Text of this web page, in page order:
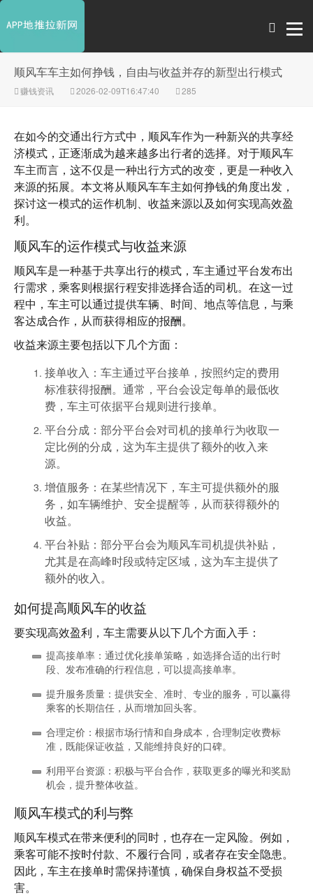
顺风车车主如何挣钱，自由与收益并存的新型出行模式
赚钱资讯 2026-02-09T16:47:40 285
在如今的交通出行方式中，顺风车作为一种新兴的共享经
济模式，正逐渐成为越来越多出行者的选择。对于顺风车
车主而言，这不仅是一种出行方式的改变，更是一种收入
来源的拓展。本文将从顺风车车主如何挣钱的角度出发，
探讨这一模式的运作机制、收益来源以及如何实现高效盈
利。
顺风车的运作模式与收益来源
顺风车是一种基于共享出行的模式，车主通过平台发布出
行需求，乘客则根据行程安排选择合适的司机。在这一过
程中，车主可以通过提供车辆、时间、地点等信息，与乘
客达成合作，从而获得相应的报酬。
收益来源主要包括以下几个方面：
接单收入 ：车主通过平台接单，按照约定的费用
标准获得报酬。通常，平台会设定每单的最低收
费，车主可依据平台规则进行接单。
平台分成 ：部分平台会对司机的接单行为收取一
定比例的分成，这为车主提供了额外的收入来
源。
增值服务 ：在某些情况下，车主可提供额外的服
务，如车辆维护、安全提醒等，从而获得额外的
收益。
平台补贴 ：部分平台会为顺风车司机提供补贴，
尤其是在高峰时段或特定区域，这为车主提供了
额外的收入。
如何提高顺风车的收益
要实现高效盈利，车主需要从以下几个方面入手：
提高接单率 ：通过优化接单策略，如选择合适的出行时
段、发布准确的行程信息，可以提高接单率。
提升服务质量 ：提供安全、准时、专业的服务，可以赢得
乘客的长期信任，从而增加回头客。
合理定价 ：根据市场行情和自身成本，合理制定收费标
准，既能保证收益，又能维持良好的口碑。
利用平台资源 ：积极与平台合作，获取更多的曝光和奖励
机会，提升整体收益。
顺风车模式的利与弊
顺风车模式在带来便利的同时，也存在一定风险。例如，
乘客可能不按时付款、不履行合同，或者存在安全隐患。
因此，车主在接单时需保持谨慎，确保自身权益不受损
害。